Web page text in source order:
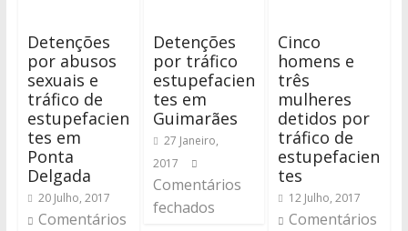
Detenções
por abusos
sexuais e
tráfico de
estupefacien
tes em
Ponta
Delgada
20 Julho, 2017
Comentários
Detenções
por tráfico
estupefacien
tes em
Guimarães
27 Janeiro,
2017
Comentários
fechados
Cinco
homens e
três
mulheres
detidos por
tráfico de
estupefacien
tes
12 Julho, 2017
Comentários